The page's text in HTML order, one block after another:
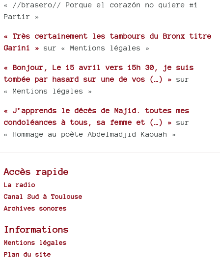
« //brasero// Porque el corazón no quiere #1
Partir »
« Très certainement les tambours du Bronx titre
Garini » sur « Mentions légales »
« Bonjour, Le 15 avril vers 15h 30, je suis
tombée par hasard sur une de vos (…) » sur
« Mentions légales »
« J’apprends le décès de Majid. toutes mes
condoléances à tous, sa femme et (…) » sur
« Hommage au poète Abdelmadjid Kaouah »
Accès rapide
La radio
Canal Sud à Toulouse
Archives sonores
Informations
Mentions légales
Plan du site